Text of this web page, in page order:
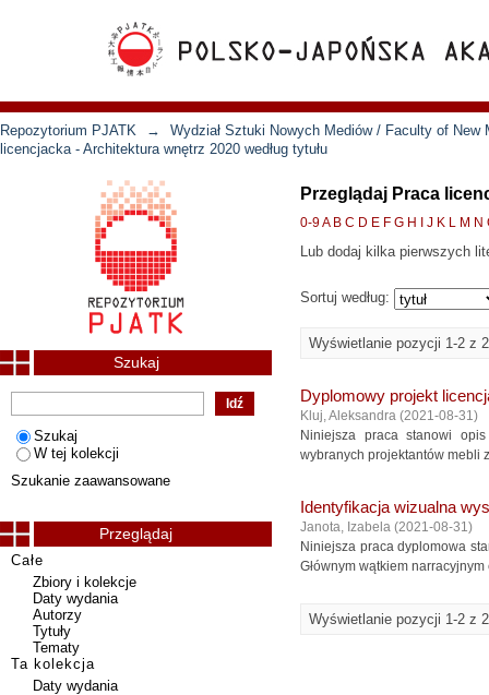
Repozytorium PJATK →
Wydział Sztuki Nowych Mediów / Faculty of New
licencjacka - Architektura wnętrz 2020 według tytułu
Przeglądaj Praca
0-9A B C D E F G H J K L M N
Lub dodaj kilka pierwszych
Sortuj według:
Wyświetlanie pozycji 1-2 z 2
Dyplomowy projekt
Kluj, Aleksandra (2021-08-31)
Niniejsza praca stanowi
wybranych projektantów mebli
Identyfikacja wizualna
Janota, Izabela (2021-08-31)
Niniejsza praca dyplomowa
Głównym wątkiem
Wyświetlanie pozycji 1-2 z 2
Szukaj
Szukaj
W tej kolekcji
Szukanie zaawansowane
Przeglądaj
Całe
Zbiory i kolekcje
Daty wydania
Autorzy
Tytuły
Tematy
Ta kolekcja
Daty wydania